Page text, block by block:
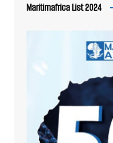
Maritimafrica List 2024